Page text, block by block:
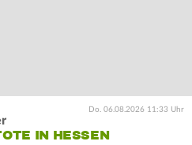
Do. 06.08.2026 11:33 Uhr
IN HESSEN